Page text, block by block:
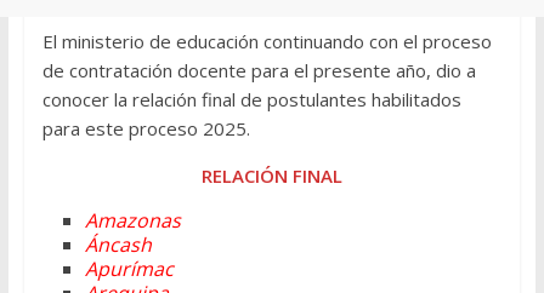
El ministerio de educación continuando con el proceso
de contratación docente para el presente año, dio a
conocer la relación final de postulantes habilitados
para este proceso 2025.
RELACIÓN FINAL
Amazonas
Áncash
Apurímac